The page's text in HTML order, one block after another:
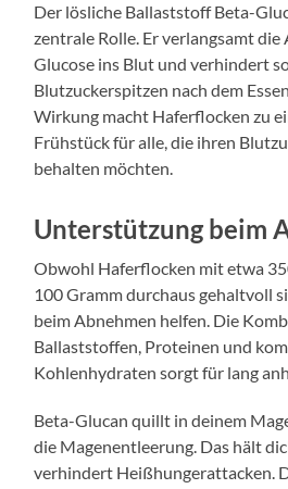
Der lösliche Ballaststoff Beta-
zentrale Rolle. Er verlangsamt die
Glucose ins Blut und verhindert
Blutzuckerspitzen nach dem
Wirkung macht Haferflocken zu
Frühstück für alle, die ihren
behalten möchten.
Unterstützung beim
Obwohl Haferflocken mit etwa
100 Gramm durchaus gehaltvoll
beim Abnehmen helfen. Die
Ballaststoffen, Proteinen und
Kohlenhydraten sorgt für lang
Beta-Glucan quillt in deinem
die Magenentleerung. Das hält
verhindert Heißhungerattacken.